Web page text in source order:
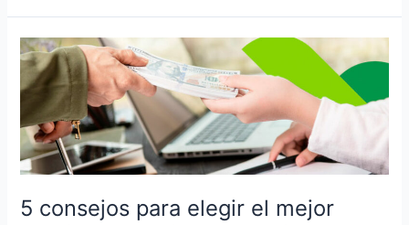
5 consejos para elegir el mejor
5
consejos
para
elegir
el
mejor
crédito
educativo